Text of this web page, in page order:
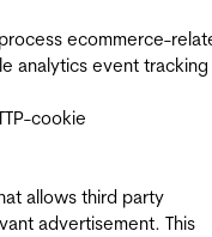
ecommerce-
analytics event tracking
cookie
allows third party
advertisement. This